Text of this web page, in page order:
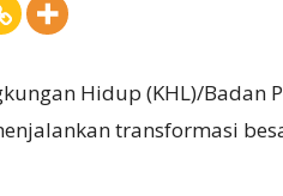
Hidup (KHL)/Badan
transformasi